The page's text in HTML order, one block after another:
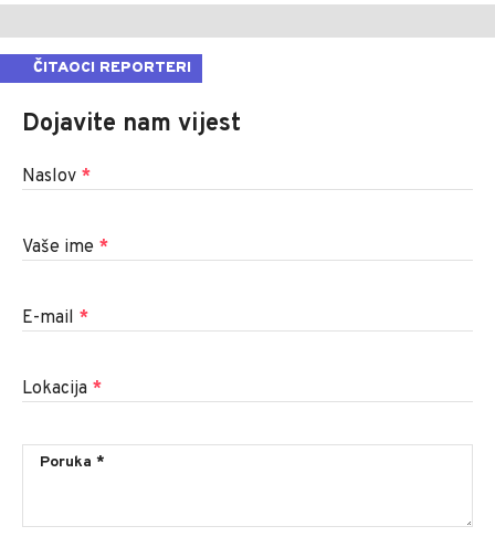
ČITAOCI REPORTERI
Dojavite nam vijest
Naslov *
Vaše ime *
E-mail *
Lokacija *